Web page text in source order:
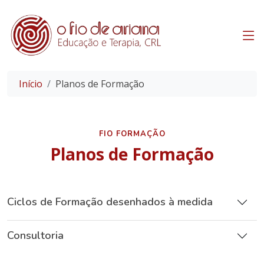
Início Planos de Formação
FIO FORMAÇÃO
Planos de Formação
Ciclos de Formação desenhados à medida
Consultoria